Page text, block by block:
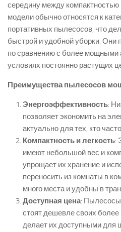
середину между
модели обычно относятся к
портативных пылесосов, что
быстрой и удобной уборки. Они
по сравнению с более мощными
условиях постоянно растущих
Преимущества пылесосов
Энергоэффективность:
позволяет экономить на
актуально для тех, кто
Компактность и легкость:
имеют небольшой вес и
упрощает их хранение и
переносить из комнаты в
много места и удобны в
Доступная цена: Пылесосы
стоят дешевле своих
делает их доступными для